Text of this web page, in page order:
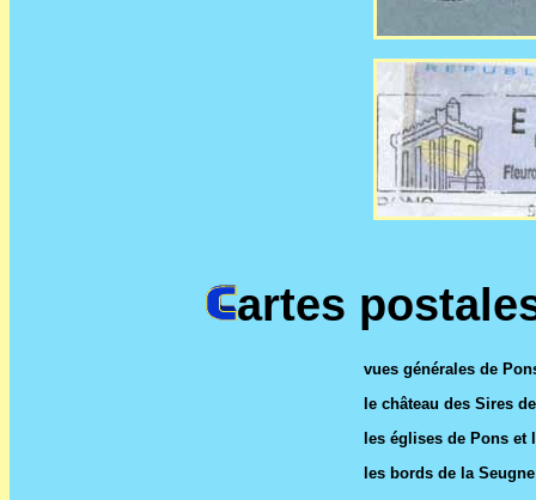
artes
vues générales de
le château des Sires
les églises de Pons et
les bords de la